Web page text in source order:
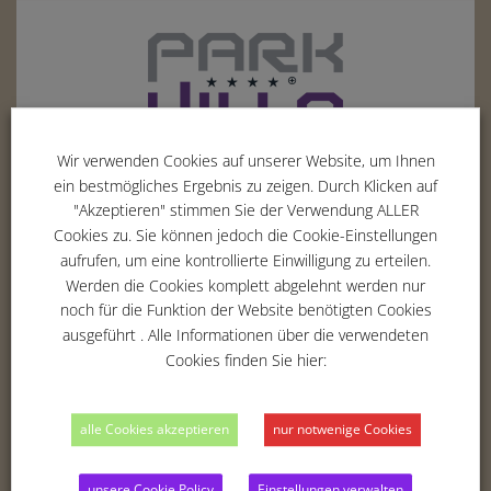
Erich-Hoepner-Ring 5
42369 Wuppertal
Tel. :02 02 - 283 354 -00
Fax : 02 02 - 283 354 -01
Email :info@parkvilla-wuppertal.de
THE HOTEL
ROOMS
BUSINESS
Wir verwenden Cookies auf unserer Website, um Ihnen
ein bestmögliches Ergebnis zu zeigen. Durch Klicken auf
"Akzeptieren" stimmen Sie der Verwendung ALLER
Cookies zu. Sie können jedoch die Cookie-Einstellungen
aufrufen, um eine kontrollierte Einwilligung zu erteilen.
Werden die Cookies komplett abgelehnt werden nur
noch für die Funktion der Website benötigten Cookies
ausgeführt . Alle Informationen über die verwendeten
Cookies finden Sie hier:
alle Cookies akzeptieren nur notwenige Cookies